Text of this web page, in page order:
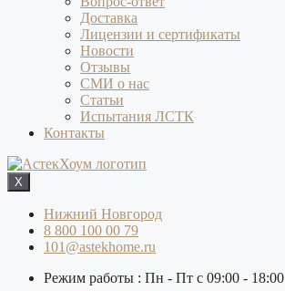
Доставка
Лицензии и сертификаты
Новости
Отзывы
СМИ о нас
Статьи
Испытания ЛСТК
Контакты
X
Нижний Новгород
8 800 100 00 79
101@astekhome.ru
Режим работы : Пн - Пт с 09:00 - 18:00